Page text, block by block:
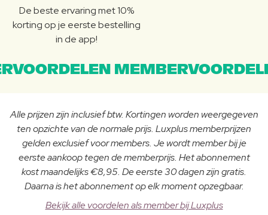
De beste ervaring met 10%
korting op je eerste bestelling
in de app!
Alle prijzen zijn inclusief btw. Kortingen worden weergegeven
ten opzichte van de normale prijs. Luxplus memberprijzen
gelden exclusief voor members. Je wordt member bij je
eerste aankoop tegen de memberprijs. Het abonnement
kost maandelijks €8,95. De eerste 30 dagen zijn gratis.
Daarna is het abonnement op elk moment opzegbaar.
Bekijk alle voordelen als member bij Luxplus